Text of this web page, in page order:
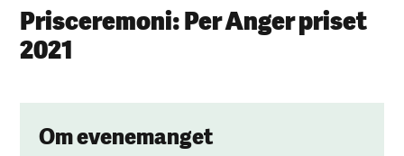
Prisceremoni: Per Anger priset
2021
Om evenemanget